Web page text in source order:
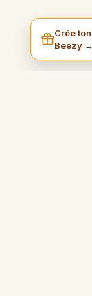
Crée
Beezy →